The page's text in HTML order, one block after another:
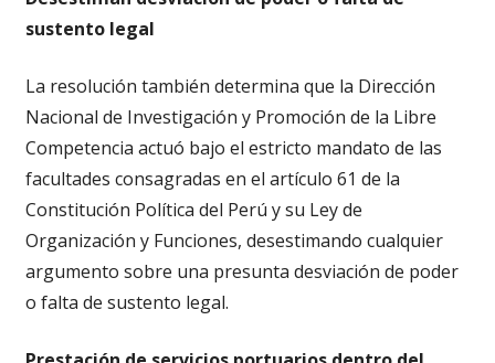
sustento legal
La resolución también determina que la Dirección
Nacional de Investigación y Promoción de la Libre
Competencia actuó bajo el estricto mandato de las
facultades consagradas en el artículo 61 de la
Constitución Política del Perú y su Ley de
Organización y Funciones, desestimando cualquier
argumento sobre una presunta desviación de poder
o falta de sustento legal.